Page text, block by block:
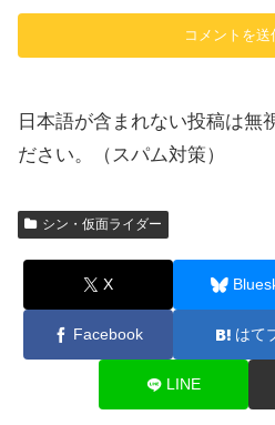
日本語が含まれない投稿は無
ださい。（スパム対策）
シン・仮面ライダー
X
Facebook はて
LINE